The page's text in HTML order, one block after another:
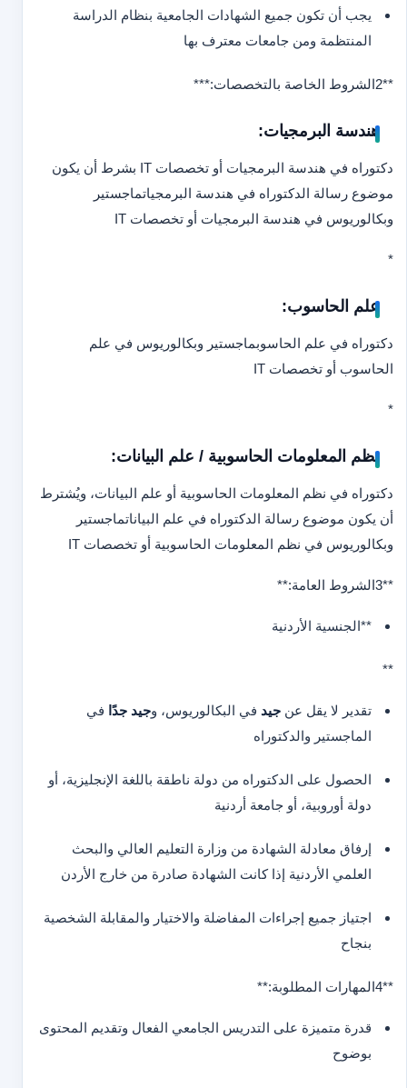
يجب أن تكون جميع الشهادات الجامعية بنظام الدراسة
المنتظمة ومن جامعات معترف بها
**2 الشروط الخاصة بالتخصصات:***
هندسة البرمجيات:
دكتوراه في هندسة البرمجيات أو تخصصات IT بشرط أن يكون
موضوع رسالة الدكتوراه في هندسة البرمجياتماجستير
وبكالوريوس في هندسة البرمجيات أو تخصصات IT
*
علم الحاسوب:
دكتوراه في علم الحاسوبماجستير وبكالوريوس في علم
الحاسوب أو تخصصات IT
*
نظم المعلومات الحاسوبية / علم البيانات:
دكتوراه في نظم المعلومات الحاسوبية أو علم البيانات، ويُشترط
أن يكون موضوع رسالة الدكتوراه في علم البياناتماجستير
وبكالوريوس في نظم المعلومات الحاسوبية أو تخصصات IT
**3 الشروط العامة:**
**الجنسية الأردنية
**
تقدير لا يقل عن جيد في البكالوريوس، وجيد جدًا في
الماجستير والدكتوراه
الحصول على الدكتوراه من دولة ناطقة باللغة الإنجليزية، أو
دولة أوروبية، أو جامعة أردنية
إرفاق معادلة الشهادة من وزارة التعليم العالي والبحث
العلمي الأردنية إذا كانت الشهادة صادرة من خارج الأردن
اجتياز جميع إجراءات المفاضلة والاختيار والمقابلة الشخصية
بنجاح
**4 المهارات المطلوبة:**
قدرة متميزة على التدريس الجامعي الفعال وتقديم المحتوى
بوضوح